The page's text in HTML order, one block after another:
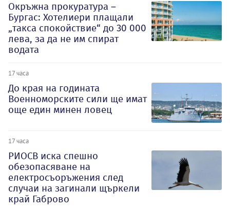
Окръжна прокуратура –
Бургас: Хотелиери плащали
„такса спокойствие“ до 30 000
лева, за да не им спират
водата
17 часа
До края на годината
Военноморските сили ще имат
още един минен ловец
17 часа
РИОСВ иска спешно
обезопасяване на
електросъоръжения след
случаи на загинали щъркели
край Габрово